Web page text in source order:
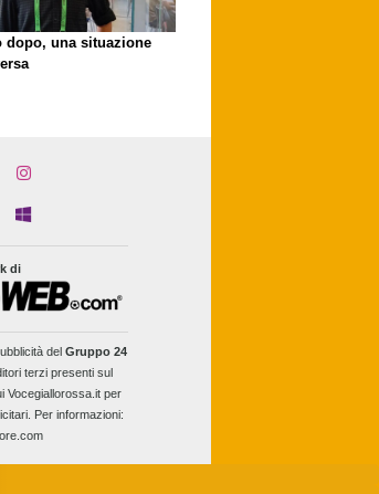
dopo, una situazione
di
del Gruppo 24
terzi presenti sul
Vocegiallorossa.it per
Per informazioni: